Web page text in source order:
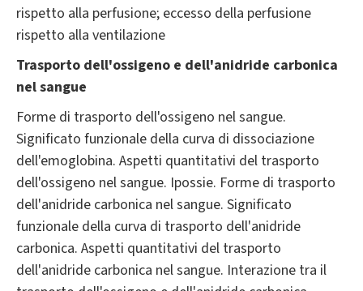
rispetto alla perfusione; eccesso della perfusione
rispetto alla ventilazione
Trasporto dell'ossigeno e dell'anidride carbonica
nel sangue
Forme di trasporto dell'ossigeno nel sangue.
Significato funzionale della curva di dissociazione
dell'emoglobina. Aspetti quantitativi del trasporto
dell'ossigeno nel sangue. Ipossie. Forme di trasporto
dell'anidride carbonica nel sangue. Significato
funzionale della curva di trasporto dell'anidride
carbonica. Aspetti quantitativi del trasporto
dell'anidride carbonica nel sangue. Interazione tra il